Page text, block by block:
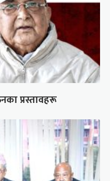
प्रस्तावहरू